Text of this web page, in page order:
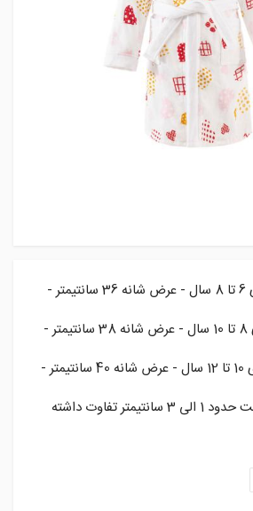
سایز 80: مناسب برای 6 تا 8 سال - عرض شانه 36 سانتیمتر -
سایز 90: مناسب برای 8 تا 10 سال - عرض شانه 38 سانتیمتر -
سایز 100: مناسب برای 10 تا 12 سال - عرض شانه 40 سانتیمتر -
**اندازه ها ممکن است حدود 1 الی 3 سانتیمتر تفاوت داشته